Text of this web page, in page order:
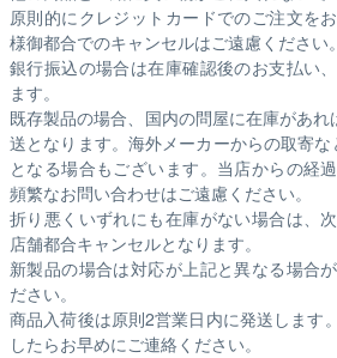
原則的にクレジットカードでのご注文を
様御都合でのキャンセルはご遠慮ください。
銀行振込の場合は在庫確認後のお支払い
ます。
既存製品の場合、国内の問屋に在庫があ
送となります。海外メーカーからの取寄
となる場合もございます。 当店からの経
頻繁なお問い合わせはご遠慮ください。
折り悪くいずれにも在庫がない場合は、
店舗都合キャンセルとなります。
新製品の場合は対応が上記と異なる場合
ださい。
商品入荷後は原則2営業日内に発送します
したらお早めにご連絡ください。